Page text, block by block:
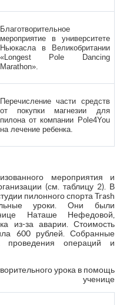
Благотворительное
мероприятие в университете
Ньюкасла в Великобритании
«Longest Pole Dancing
Marathon».
Перечисление части средств
от покупки магнезии для
пилона от компании Pole4You
на лечение ребенка.
мероприятия и
(см. таблицу 2). В
пилонного спорта Trash
уроки. Они были
Наташе Нефедовой,
из-за аварии. Стоимость
600 рублей. Собранные
проведения операций и
урока в помощь
ученице